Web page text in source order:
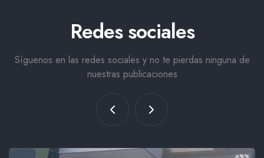
Redes sociales
Síguenos en las redes sociales y no te pierdas ninguna de
nuestras publicaciones